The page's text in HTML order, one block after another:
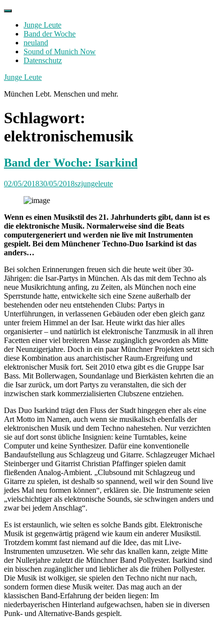
Skip
contentJunge Leute
Band der Woche
neuland
Sound of Munich Now
Datenschutz
Facebook
Twitter
Instagram
Junge Leute
München Lebt. Menschen und mehr.
Schlagwort:
elektronischemusik
Band der Woche: Isarkind
02/05/201830/05/2018szjungeleute
Wenn es einen Musikstil des 21. Jahrhunderts gibt, dann ist es
die elektronische Musik. Normalerweise sind die Beats
computergeneriert und werden nie live mit Instrumenten
gespielt. Bei dem Münchener Techno-Duo Isarkind ist das
anders…
Bei solchen Erinnerungen freuen sich die heute weit über 30-
Jährigen: die Isar-Partys in München. Als das mit dem Techno als
neue Musikrichtung anfing, zu Zeiten, als München noch eine
Sperrstunde hatte, entwickelte sich eine Szene außerhalb der
bestehenden oder neu entstehenden Clubs: Partys in
Unterführungen, in verlassenen Gebäuden oder eben gleich ganz
unter freiem Himmel an der Isar. Heute wirkt das hier alles
organisierter – und natürlich ist elektronische Tanzmusik in all ihren
Facetten einer viel breiteren Masse zugänglich geworden als Mitte
der Neunzigerjahre. Doch in ein paar Münchner Projekten setzt sich
diese Kombination aus anarchistischer Raum-Ergreifung und
elektronischer Musik fort. Seit 2010 etwa gibt es die Gruppe Isar
Bass. Mit Bollerwagen, Soundanlage und Bierkästen kehrten die an
die Isar zurück, um dort Partys zu veranstalten, die sich der
inzwischen stark kommerzialisierten Clubszene entziehen.
Das Duo Isarkind trägt den Fluss der Stadt hingegen eher als eine
Art Motto im Namen, auch wenn sie musikalisch ebenfalls der
elektronischen Musik und dem Techno nahestehen. Nur verzichten
sie auf dort sonst übliche Insignien: keine Turntables, keine
Computer und keine Synthesizer. Dafür eine konventionelle
Bandaufstellung aus Schlagzeug und Gitarre. Schlagzeuger Michael
Steinberger und Gitarrist Christian Pfaffinger spielen damit
fließenden Analog-Ambient. „Clubsound mit Schlagzeug und
Gitarre zu spielen, ist deshalb so spannend, weil wir den Sound live
jedes Mal neu formen können“, erklären sie. Die Instrumente seien
„vielschichtiger als elektronische Sounds, sie schwingen anders und
zwar bei jedem Anschlag“.
Es ist erstaunlich, wie selten es solche Bands gibt. Elektronische
Musik ist gegenwärtig prägend wie kaum ein anderer Musikstil.
Trotzdem kommt fast niemand auf die Idee, das mit Live-
Instrumenten umzusetzen. Wie sehr das knallen kann, zeigte Mitte
der Nullerjahre zuletzt die Münchner Band Pollyester. Isarkind sind
ein bisschen zugänglicher und lieblicher als die frühen Pollyester.
Die Musik ist wolkiger, sie spielen den Techno nicht nur nach,
sondern formen diese Musik weiter. Das mag auch an der
klassischen Band-Erfahrung der beiden liegen: Im
niederbayerischen Hinterland aufgewachsen, haben sie in diversen
Punk- und Alternative-Bands gespielt.